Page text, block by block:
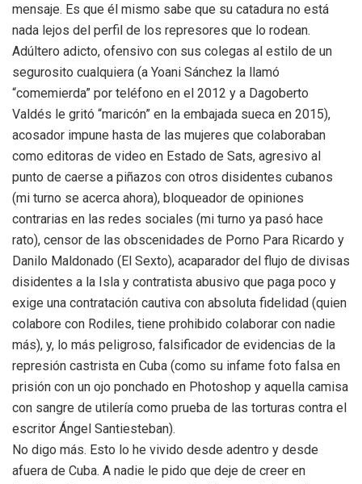
mensaje. Es que él mismo sabe que su catadura no está
nada lejos del perfil de los represores que lo rodean.
Adúltero adicto, ofensivo con sus colegas al estilo de un
segurosito cualquiera (a Yoani Sánchez la llamó
“comemierda” por teléfono en el 2012 y a Dagoberto
Valdés le gritó “maricón” en la embajada sueca en 2015),
acosador impune hasta de las mujeres que colaboraban
como editoras de video en Estado de Sats, agresivo al
punto de caerse a piñazos con otros disidentes cubanos
(mi turno se acerca ahora), bloqueador de opiniones
contrarias en las redes sociales (mi turno ya pasó hace
rato), censor de las obscenidades de Porno Para Ricardo y
Danilo Maldonado (El Sexto), acaparador del flujo de divisas
disidentes a la Isla y contratista abusivo que paga poco y
exige una contratación cautiva con absoluta fidelidad (quien
colabore con Rodiles, tiene prohibido colaborar con nadie
más), y, lo más peligroso, falsificador de evidencias de la
represión castrista en Cuba (como su infame foto falsa en
prisión con un ojo ponchado en Photoshop y aquella camisa
con sangre de utilería como prueba de las torturas contra el
escritor Ángel Santiesteban).
No digo más. Esto lo he vivido desde adentro y desde
afuera de Cuba. A nadie le pido que deje de creer en